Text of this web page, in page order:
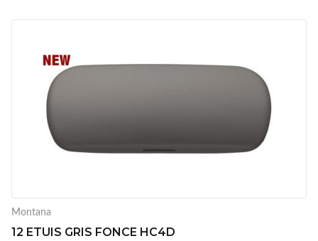
Montana
12 ETUIS GRIS FONCE HC4D